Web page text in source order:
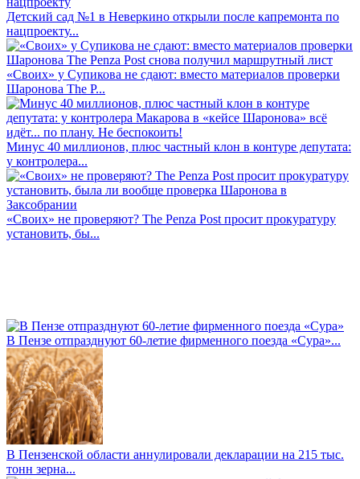
Детский сад №1 в Неверкино открыли после капремонта по
нацпроекту...
«Своих» у Супикова не сдают: вместо материалов проверки
Шаронова The P...
Минус 40 миллионов, плюс частный клон в контуре депутата:
у контролера...
«Своих» не проверяют? The Penza Post просит прокуратуру
установить, бы...
В Пензе отпразднуют 60-летие фирменного поезда «Сура»...
В Пензенской области аннулировали декларации на 215 тыс.
тонн зерна...